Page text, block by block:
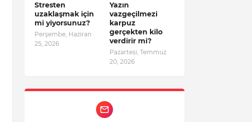
Stresten
uzaklaşmak için
mi yiyorsunuz?
Perşembe, Haziran
25, 2026
Yazın
vazgeçilmezi
karpuz
gerçekten kilo
verdirir mi?
Pazartesi, Temmuz
20, 2026